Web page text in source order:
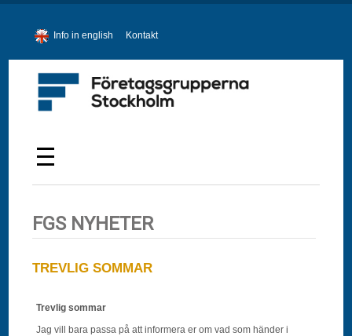
Info in english Kontakt
FGS NYHETER
TREVLIG SOMMAR
Trevlig sommar
Jag vill bara passa på att informera er om vad som händer i